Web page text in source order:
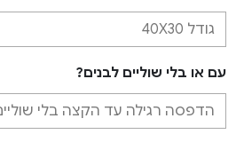
עם או בלי שוליים לבנים?